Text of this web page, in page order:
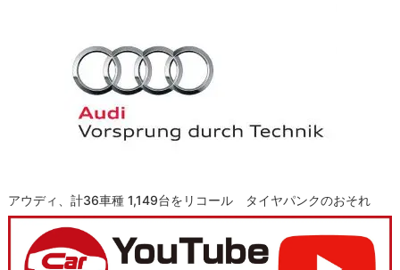
アウディ、計36車種 1,149台をリコール タイヤパンクのおそれ